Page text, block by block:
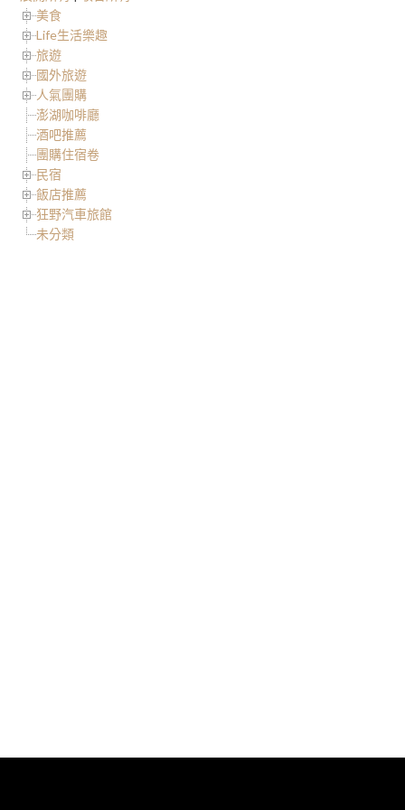
美食
Life生活樂趣
旅遊
國外旅遊
人氣團購
澎湖咖啡廳
酒吧推薦
團購住宿卷
民宿
飯店推薦
狂野汽車旅館
未分類